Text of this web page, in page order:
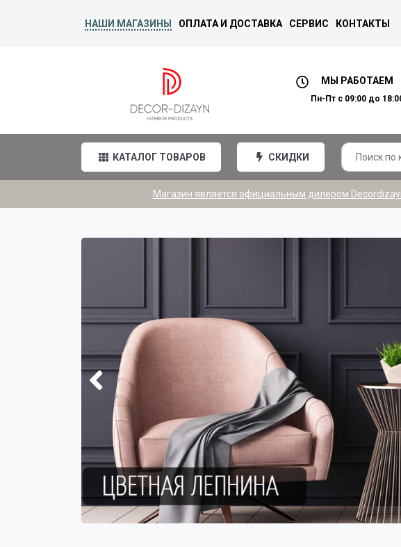
НАШИ МАГАЗИНЫ ОПЛАТА И ДОСТАВКА СЕРВИС КОНТАКТЫ
МЫ РАБОТАЕМ
Пн-Пт с 09:00 до
КАТАЛОГ ТОВАРОВ СКИДКИ
Магазин является официальным дилером